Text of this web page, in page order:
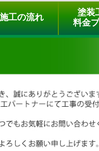
無料点検
施工の流れ
塗装
料金